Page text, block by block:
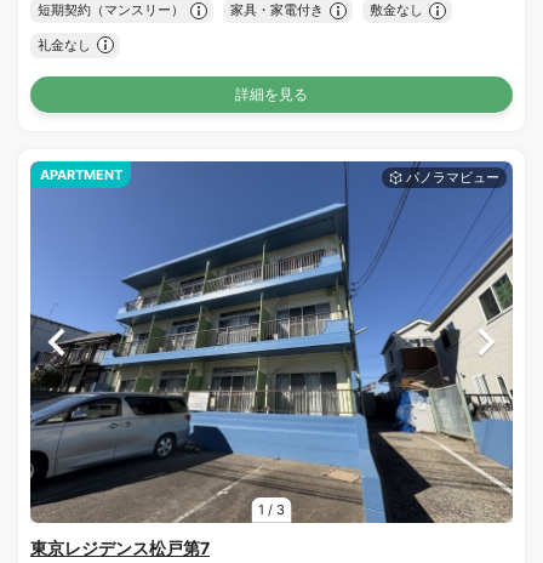
短期契約（マンスリー） 家具・家電付き 敷金なし
礼金なし
詳細を見る
1 / 3
APARTMENT
東京レジデンス松戸第7